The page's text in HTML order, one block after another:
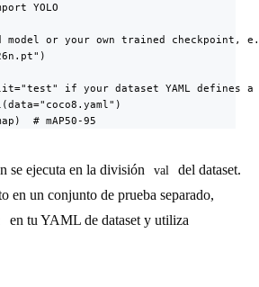
YOLO
model or your own trained checkpoint,
if your dataset YAML defines
# mAP50-95
se ejecuta en la división val
del dataset.
en un conjunto de prueba separado,
en tu YAML de dataset y utiliza